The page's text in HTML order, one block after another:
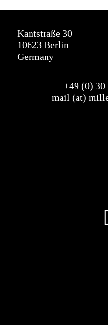
Kantstraße 30
10623 Berlin
Germany
+49 (0) 30
mail (at)